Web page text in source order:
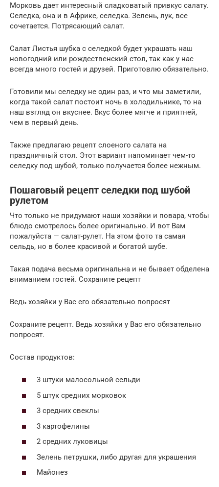
Морковь дает интересный сладковатый привкус салату.
Селедка, она и в Африке, селедка. Зелень, лук, все
сочетается. Потрясающий салат.
Салат Листья шубка с селедкой будет украшать наш
новогодний или рождественский стол, так как у нас
всегда много гостей и друзей. Приготовлю обязательно.
Готовили мы селедку не один раз, и что мы заметили,
когда такой салат постоит ночь в холодильнике, то на
наш взгляд он вкуснее. Вкус более мягче и приятней,
чем в первый день.
Также предлагаю рецепт слоеного салата на
праздничный стол. Этот вариант напоминает чем-то
селедку под шубой, только получается более нежным.
Пошаговый рецепт селедки под шубой
рулетом
Что только не придумают наши хозяйки и повара, чтобы
блюдо смотрелось более оригинально. И вот Вам
пожалуйста — салат-рулет. На этом фото та самая
сельдь, но в более красивой и богатой шубе.
Такая подача весьма оригинальна и не бывает обделена
вниманием гостей. Сохраните рецепт
Ведь хозяйки у Вас его обязательно попросят
Сохраните рецепт. Ведь хозяйки у Вас его обязательно
попросят.
Состав продуктов:
3 штуки малосольной сельди
5 штук средних морковок
3 средних свеклы
3 картофелины
2 средних луковицы
Зелень петрушки, либо другая для украшения
Майонез